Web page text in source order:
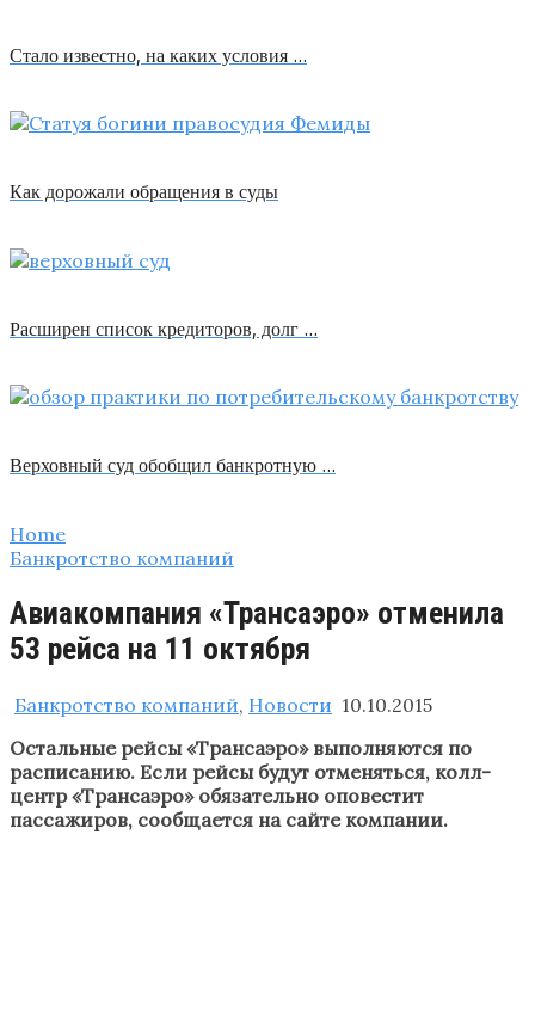
Стало известно, на каких условия …
Как дорожали обращения в суды
Расширен список кредиторов, долг …
Верховный суд обобщил банкротную …
Home
Банкротство компаний
Авиакомпания «Трансаэро» отменила
53 рейса на 11 октября
Банкротство компаний, Новости 10.10.2015
Остальные рейсы «Трансаэро» выполняются по
расписанию. Если рейсы будут отменяться, колл-
центр «Трансаэро» обязательно оповестит
пассажиров, сообщается на сайте компании.